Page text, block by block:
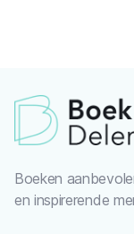
Boeken
en inspirerende